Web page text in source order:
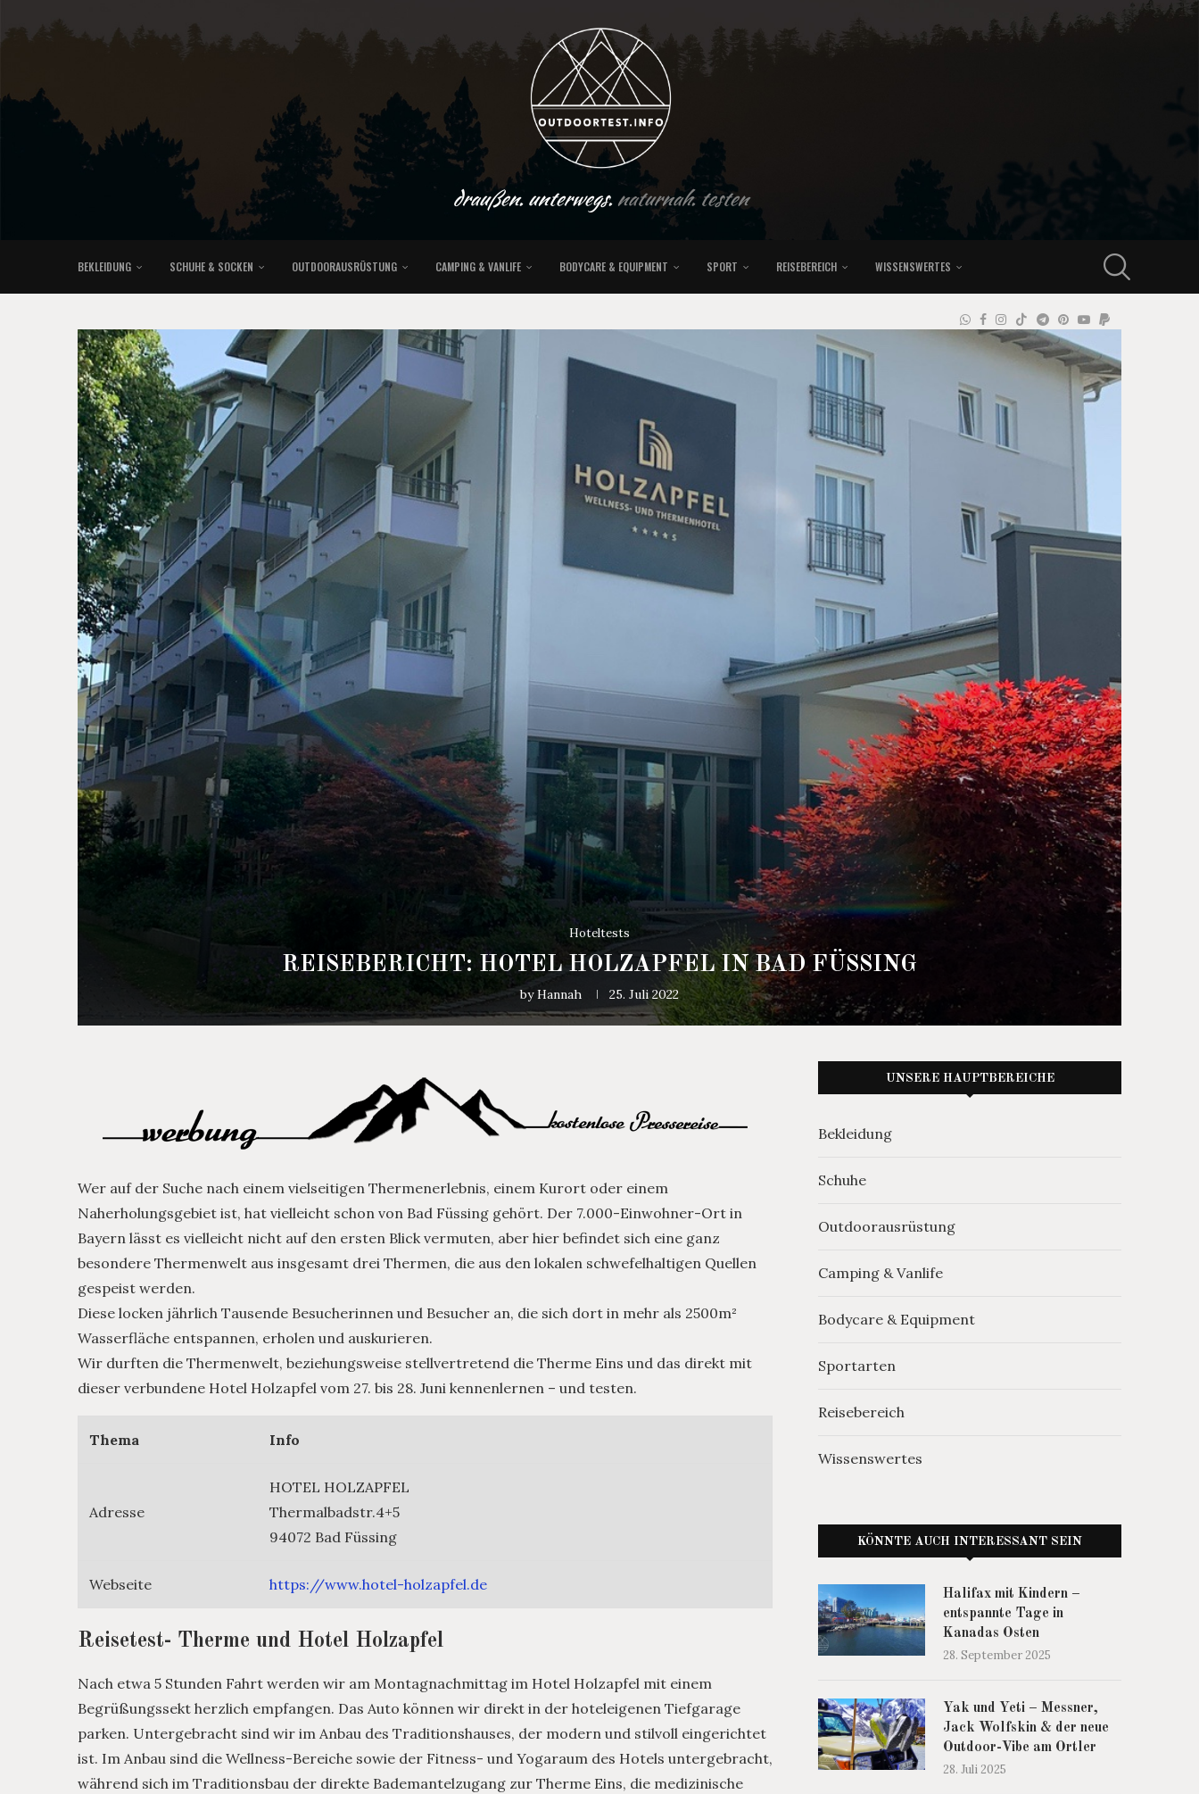
draußen. unterwegs.naturnah. testen
BEKLEIDUNG SCHUHE & SOCKEN OUTDOORAUSRÜSTUNG CAMPING & VANLIFE BODYCARE & EQUIPMENT SPORT REISEBEREICH WISSENSWERTES
Hoteltests
REISEBERICHT: HOTEL HOLZAPFEL IN BAD FÜSSING
byHannah 25. Juli 2022
Wer auf der Suche nach einem vielseitigen Thermenerlebnis, einem Kurort oder einem
Naherholungsgebiet ist, hat vielleicht schon von Bad Füssing gehört. Der 7.000-Einwohner-Ort in
Bayern lässt es vielleicht nicht auf den ersten Blick vermuten, aber hier befindet sich eine ganz
besondere Thermenwelt aus insgesamt drei Thermen, die aus den lokalen schwefelhaltigen Quellen
gespeist werden.
Diese locken jährlich Tausende Besucherinnen und Besucher an, die sich dort in mehr als 2500m²
Wasserfläche entspannen, erholen und auskurieren.
Wir durften die Thermenwelt, beziehungsweise stellvertretend die Therme Eins und das direkt mit
dieser verbundene Hotel Holzapfel vom 27. bis 28. Juni kennenlernen – und testen.
Thema Info
Adresse
HOTEL HOLZAPFEL
Thermalbadstr.4+5
94072 Bad Füssing
Webseite https://www.hotel-holzapfel.de
Reisetest- Therme und Hotel Holzapfel
Nach etwa 5 Stunden Fahrt werden wir am Montagnachmittag im Hotel Holzapfel mit einem
Begrüßungssekt herzlich empfangen. Das Auto können wir direkt in der hoteleigenen Tiefgarage
parken. Untergebracht sind wir im Anbau des Traditionshauses, der modern und stilvoll eingerichtet
ist. Im Anbau sind die Wellness-Bereiche sowie der Fitness- und Yogaraum des Hotels untergebracht,
während sich im Traditionsbau der direkte Bademantelzugang zur Therme Eins, die medizinische
UNSERE HAUPTBEREICHE
Bekleidung
Schuhe
Outdoorausrüstung
Camping & Vanlife
Bodycare & Equipment
Sportarten
Reisebereich
Wissenswertes
KÖNNTE AUCH INTERESSANT SEIN
Halifax mit Kindern –
entspannte Tage in
Kanadas Osten
28. September 2025
Yak und Yeti – Messner,
Jack Wolfskin & der neue
Outdoor-Vibe am Ortler
28. Juli 2025